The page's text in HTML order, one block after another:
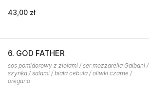
43,00 zł
6. GOD FATHER
sos pomidorowy z ziołami / ser mozzarella Galbani /
szynka / salami / biała cebula / oliwki czarne /
oregano